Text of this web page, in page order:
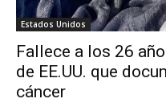
Estados Unidos
Fallece a los 26
de EE.UU. que
cáncer